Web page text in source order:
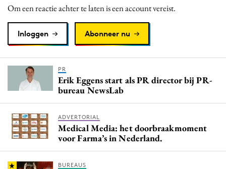
Reputatie & crisis
Om een reactie achter te laten is een account vereist.
Inloggen Abonneer nu
PR
Erik Eggens start als PR director bij PR-
bureau NewsLab
ADVERTORIAL
Medical Media: het doorbraakmoment
voor Farma’s in Nederland.
BUREAUS